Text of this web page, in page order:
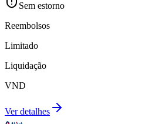
Sem estorno
Reembolsos
Limitado
Liquidação
VND
Ver detalhes